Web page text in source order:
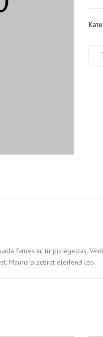
fames ac turpis egestas.
Mauris placerat eleifend leo.